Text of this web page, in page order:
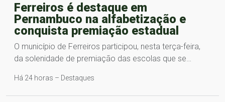
Ferreiros é destaque em
Pernambuco na alfabetização e
conquista premiação estadual
O município de Ferreiros participou, nesta terça-feira,
da solenidade de premiação das escolas que se…
Há 24 horas – Destaques